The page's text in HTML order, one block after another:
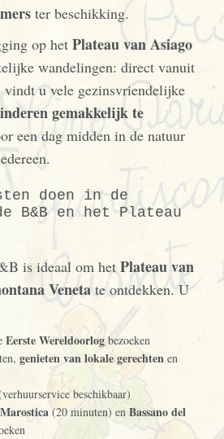
ter beschikking.
op hetPlateau van Asiago
wandelingen: direct vanuit
u vele gezinsvriendelijke
gemakkelijk te
een dag midden in de natuur
doen in de
B&B en het Plateau
is ideaal om hetPlateau van
Venetate ontdekken. U
Eerste Wereldoorlogbezoeken
genieten van lokale gerechten en
beschikbaar)
Marostica(20 minuten) enBassano del